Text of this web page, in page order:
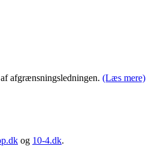
afgrænsningsledningen. (Læs mere)
og 10-4.dk.